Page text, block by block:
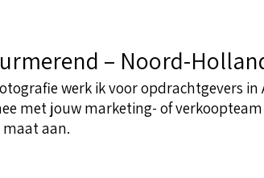
– Noord-
werk ik voor opdrachtgevers in
met jouw marketing- of
maat aan.